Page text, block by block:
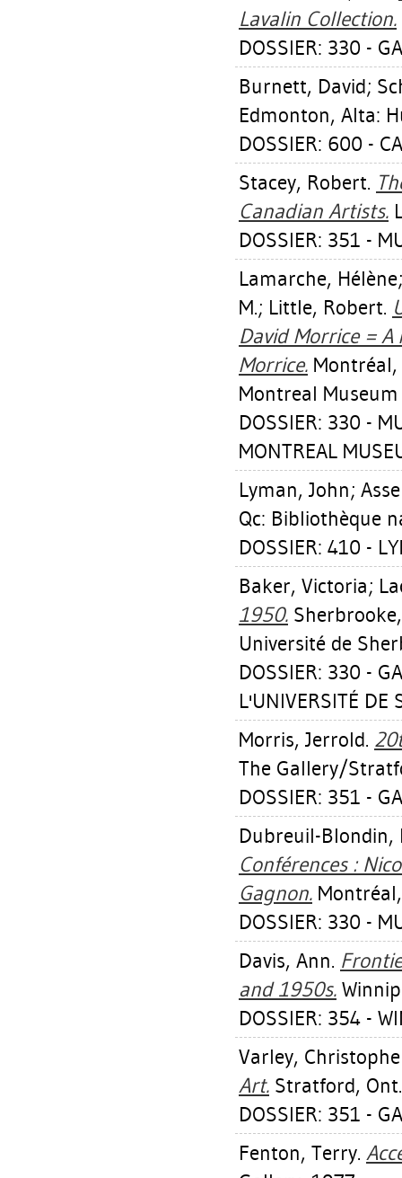
Lavalin Collection.
DOSSIER: 330 -
Burnett, David;
Edmonton, Alta:
DOSSIER: 600 -
Stacey, Robert.
Canadian Artists.
DOSSIER: 351 -
Lamarche, Hélène
M.; Little, Robert.
David Morrice =
Morrice. Montréal,
Montreal
DOSSIER: 330 -
MONTREAL
Lyman, John;
Qc: Bibliothèque
DOSSIER: 410 -
Baker, Victoria;
1950.
Université de
DOSSIER: 330 -
L'UNIVERSITÉ DE
Morris, Jerrold.
The Gallery/
DOSSIER: 351 -
Dubreuil-Blondin,
Conférences :
Gagnon.
DOSSIER: 330 -
Davis, Ann.
and 1950s.
DOSSIER: 354 -
Varley,
Art. Stratford,
DOSSIER: 351 -
Fenton, Terry.